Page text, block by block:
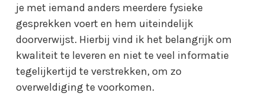
je met iemand anders meerdere fysieke
gesprekken voert en hem uiteindelijk
doorverwijst. Hierbij vind ik het belangrijk om
kwaliteit te leveren en niet te veel informatie
tegelijkertijd te verstrekken, om zo
overweldiging te voorkomen.